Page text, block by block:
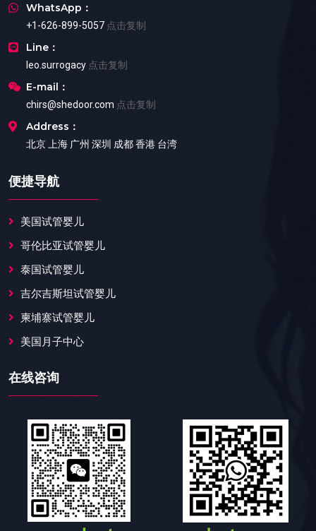
WhatsApp：
+1-626-899-5057 点击复制
Line：
leo.surrogacy 点击复制
E-mail：
chirs@shedoor.com 点击复制
Address：
北京 上海 广州 深圳 成都 香港 台湾
便捷导航
美国试管婴儿
哥伦比亚试管婴儿
泰国试管婴儿
吉尔吉斯坦试管婴儿
柬埔寨试管婴儿
美国月子中心
在线咨询